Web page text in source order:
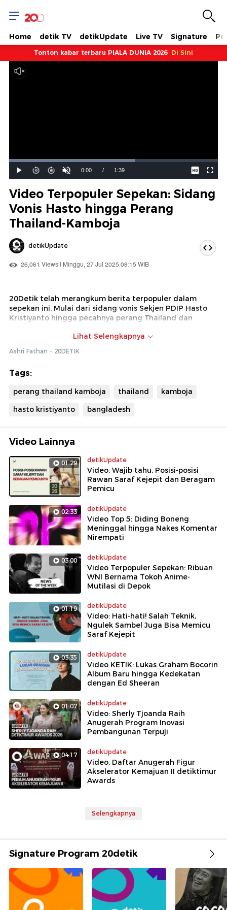
Home detik TV detikUpdate Live TV Signature
Tonton kabar terbaru PIALA DUNIA 2026 Di Sini
Mainkan
Suara
Hidup
Waktu
ini
0:00 / Durasi
1:39
Dimuat:
60.16%
Video Terpopuler Sepekan: Sidang
Vonis Hasto hingga Perang
Thailand-Kamboja
detikUpdate
26,061 Views | Minggu, 27 Jul 2025 08:15 WIB
20Detik telah merangkum berita terpopuler dalam
sepekan ini. Mulai dari sidang vonis Sekjen PDIP Hasto
Kristiyanto hingga pecahnya perang Thailand dan
Bangladesh ke kawasan sekolah swasta. Dilaporkan
Lihat Selengkapnya
Ashri Fathan - 20DETIK
Tags:
perang thailand kamboja thailand
kamboja
hasto kristiyanto
bangladesh
Video Lainnya
01:29 detikUpdate
Video: Wajib tahu, Posisi-posisi
Rawan Saraf Kejepit dan Beragam
Pemicu
02:33 detikUpdate
Video Top 5: Diding Boneng
Meninggal hingga Nakes Komentar
Nirempati
03:00 detikUpdate
Video Terpopuler Sepekan: Ribuan
WNI Bernama Tokoh Anime-
Mutilasi di Depok
01:19 detikUpdate
Video: Hati-hati! Salah Teknik,
Ngulek Sambel Juga Bisa Memicu
Saraf Kejepit
03:35 detikUpdate
Video KETIK: Lukas Graham Bocorin
Album Baru hingga Kedekatan
dengan Ed Sheeran
01:07 detikUpdate
Video: Sherly Tjoanda Raih
Anugerah Program Inovasi
Pembangunan Terpuji
04:17 detikUpdate
Video: Daftar Anugerah Figur
Akselerator Kemajuan II detiktimur
Awards
Selengkapnya
Signature Program 20detik